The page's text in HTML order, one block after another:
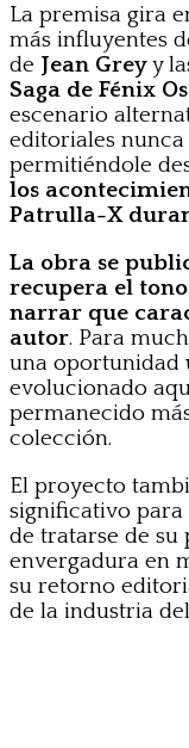
La premisa gira
más influyentes
de Jean Greyy
Saga de Fénix
escenario
editoriales
permitiéndole
los
Patrulla-X
La obra se
recupera el
narrar que
autor. Para
una oportunidad
evolucionado
permanecido
colección.
El proyecto
significativo para
de tratarse de
envergadura en
su retorno
de la industria